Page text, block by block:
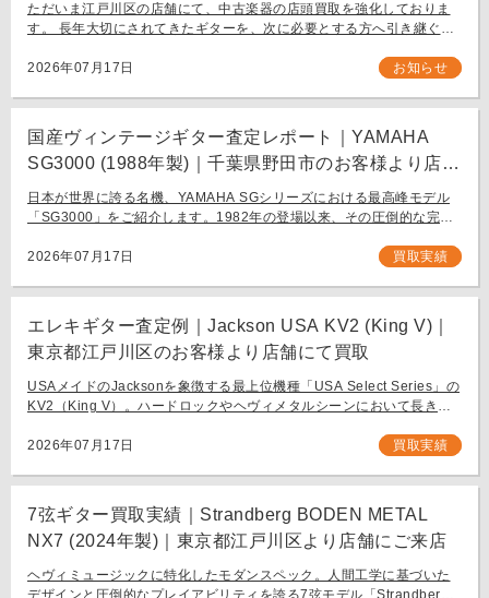
ただいま江戸川区の店舗にて、中古楽器の店頭買取を強化しておりま
す。 長年大切にされてきたギターを、次に必要とする方へ引き継ぐお
ち込み査定も大歓迎です。
2026年07月17日 お知らせ
国産ヴィンテージギター査定レポート｜YAMAHA
SG3000 (1988年製)｜千葉県野田市のお客様より店舗
にて買取
日本が世界に誇る名機、YAMAHA SGシリーズにおける最高峰モデル
「SG3000」をご紹介します。1982年の登場以来、その圧倒的な完成
フラッグシップモデル […]
2026年07月17日 買取実績
エレキギター査定例｜Jackson USA KV2 (King V)｜
東京都江戸川区のお客様より店舗にて買取
USAメイドのJacksonを象徴する最上位機種「USA Select Series」の
KV2（King V）。ハードロックやヘヴィメタルシーンにおいて長きに
[…]
2026年07月17日 買取実績
7弦ギター買取実績｜Strandberg BODEN METAL
NX7 (2024年製)｜東京都江戸川区より店舗にご来店
ヘヴィミュージックに特化したモダンスペック。人間工学に基づいた